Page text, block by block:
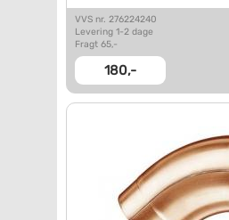
VVS nr. 276224240
Levering 1-2 dage
Fragt 65,-
180,-